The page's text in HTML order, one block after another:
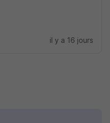
il y a 16 jours